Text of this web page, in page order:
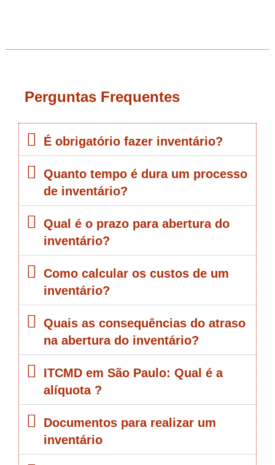
Perguntas Frequentes
É obrigatório fazer inventário?
Quanto tempo é dura um processo
de inventário?
Qual é o prazo para abertura do
inventário?
Como calcular os custos de um
inventário?
Quais as consequências do atraso
na abertura do inventário?
ITCMD em São Paulo: Qual é a
alíquota ?
Documentos para realizar um
inventário